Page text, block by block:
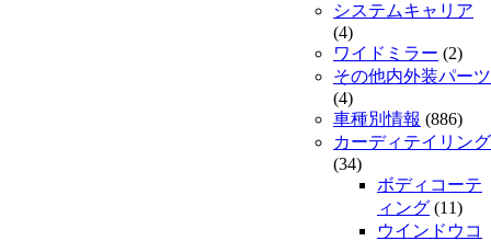
システムキャリア
(4)
ワイドミラー (2)
その他内外装パーツ
(4)
車種別情報 (886)
カーディテイリング
(34)
ボディコーテ
ィング (11)
ウインドウコ